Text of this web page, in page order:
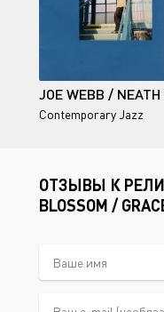
Contemporary Jazz
ОТЗЫВЫ К
BLOSSOM /